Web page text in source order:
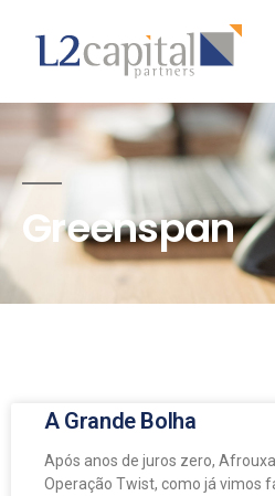
Greenspan
A Grande Bolha
Após anos de juros zero,
Operação Twist, como já vimos